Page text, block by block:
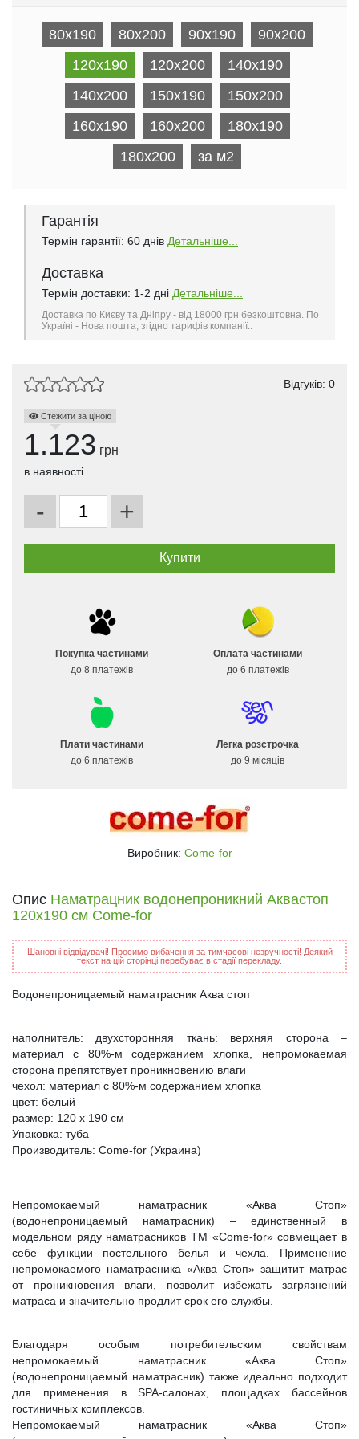
80x190 80x200 90x190
90x200
120x190
120x200
140x190
140x200
150x190
150x200
160x190
160x200
180x190
180x200
за м2
Гарантія
Термін гарантії: 60 днів Детальніше...
Доставка
Термін доставки: 1-2 дні Детальніше...
Доставка по Києву та Дніпру - від 18000 грн безкоштовна. По
Україні - Нова пошта, згідно тарифів компанії..
Відгуків: 0
Стежити за ціною
1.123 грн
в наявності
- +
Покупка частинами
до 8 платежів
Оплата частинами
до 6 платежів
Плати частинами
до 6 платежів
Легка розстрочка
до 9 місяців
Виробник: Come-for
Опис Наматрацник водонепроникний Аквастоп
120х190 см Come-for
Шановні відвідувачі! Просимо вибачення за тимчасові незручності! Деякий
текст на цій сторінці перебуває в стадії перекладу.
Водонепроницаемый наматрасник Аква стоп
наполнитель: двухсторонняя ткань: верхняя сторона –
материал с 80%-м содержанием хлопка, непромокаемая
сторона препятствует проникновению влаги
чехол: материал с 80%-м содержанием хлопка
цвет: белый
размер: 120 х 190 см
Упаковка: туба
Производитель: Come-for (Украина)
Непромокаемый наматрасник «Аква Стоп»
(водонепроницаемый наматрасник) – единственный в
модельном ряду наматрасников ТМ «Come-for» совмещает в
себе функции постельного белья и чехла. Применение
непромокаемого наматрасника «Аква Стоп» защитит матрас
от проникновения влаги, позволит избежать загрязнений
матраса и значительно продлит срок его службы.
Благодаря особым потребительским свойствам
непромокаемый наматрасник «Аква Стоп»
(водонепроницаемый наматрасник) также идеально подходит
для применения в SPA-салонах, площадках бассейнов
гостиничных комплексов.
Непромокаемый наматрасник «Аква Стоп»